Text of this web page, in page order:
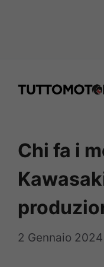
Chi fa i
2 Gennaio 2024